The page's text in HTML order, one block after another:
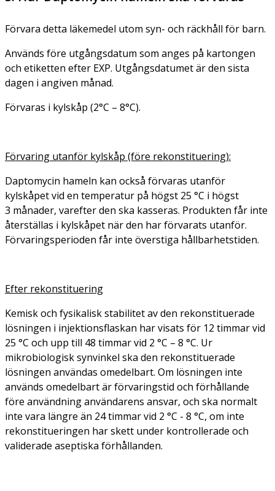
Förvara detta läkemedel utom syn- och räckhåll för barn.
Används före utgångsdatum som anges på kartongen
och etiketten efter EXP. Utgångsdatumet är den sista
dagen i angiven månad.
Förvaras i kylskåp (2°C – 8°C).
Förvaring utanför kylskåp (före rekonstituering):
Daptomycin hameln kan också förvaras utanför
kylskåpet vid en temperatur på högst 25 °C i högst
3 månader, varefter den ska kasseras. Produkten får inte
återställas i kylskåpet när den har förvarats utanför.
Förvaringsperioden får inte överstiga hållbarhetstiden.
Efter rekonstituering
Kemisk och fysikalisk stabilitet av den rekonstituerade
lösningen i injektionsflaskan har visats för 12 timmar vid
25 °C och upp till 48 timmar vid 2 °C – 8 °C. Ur
mikrobiologisk synvinkel ska den rekonstituerade
lösningen användas omedelbart. Om lösningen inte
används omedelbart är förvaringstid och förhållande
före användning användarens ansvar, och ska normalt
inte vara längre än 24 timmar vid 2 °C - 8 °C, om inte
rekonstitueringen har skett under kontrollerade och
validerade aseptiska förhållanden.